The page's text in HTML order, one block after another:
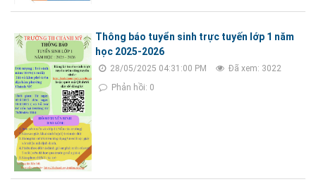
Thông báo tuyển sinh trực tuyến lớp 1 năm
học 2025-2026
28/05/2025 04:31:00 PM
Đã xem: 3022
Phản hồi: 0